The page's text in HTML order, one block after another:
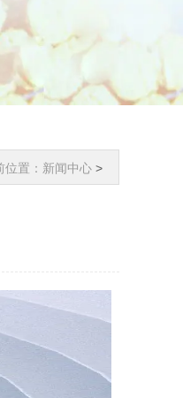
位置： 新闻中心 >